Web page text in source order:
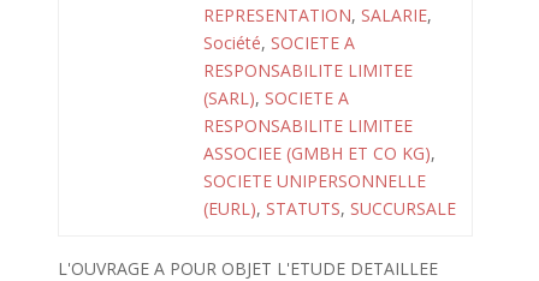
REPRESENTATION, SALARIE,
Société, SOCIETE A
RESPONSABILITE LIMITEE
(SARL), SOCIETE A
RESPONSABILITE LIMITEE
ASSOCIEE (GMBH ET CO KG),
SOCIETE UNIPERSONNELLE
(EURL), STATUTS, SUCCURSALE
L'OUVRAGE A POUR OBJET L'ETUDE DETAILLEE